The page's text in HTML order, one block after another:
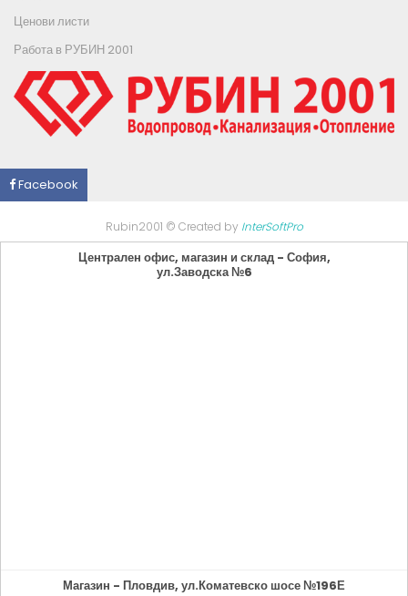
Ценови листи
Работа в РУБИН 2001
Facebook
Rubin2001 © Created by InterSoftPro
Централен офис, магазин и склад - София,
ул.Заводска №6
Магазин - Пловдив, ул.Коматевско шосе №196Е